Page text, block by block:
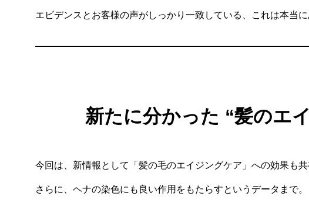
エビデンスとお客様の声がしっかり一致している、これは本当に
新たに分かった “髪のエ
今回は、新情報として「髪の毛のエイジングケア」への効果も共
さらに、ヘナの染色にも良い作用をもたらすというデータまで。